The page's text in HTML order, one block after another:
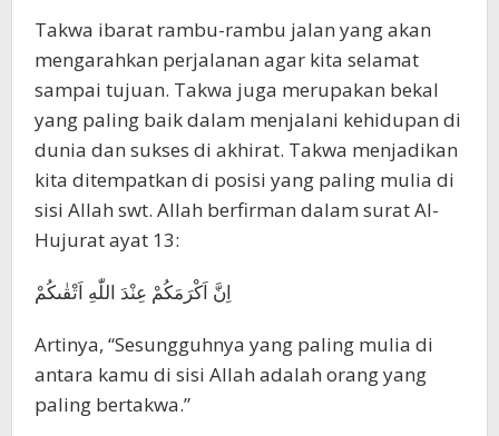
Takwa ibarat rambu-rambu jalan yang akan
mengarahkan perjalanan agar kita selamat
sampai tujuan. Takwa juga merupakan bekal
yang paling baik dalam menjalani kehidupan di
dunia dan sukses di akhirat. Takwa menjadikan
kita ditempatkan di posisi yang paling mulia di
sisi Allah swt. Allah berfirman dalam surat Al-
Hujurat ayat 13:
Artinya, “Sesungguhnya yang paling mulia di
antara kamu di sisi Allah adalah orang yang
paling bertakwa.”